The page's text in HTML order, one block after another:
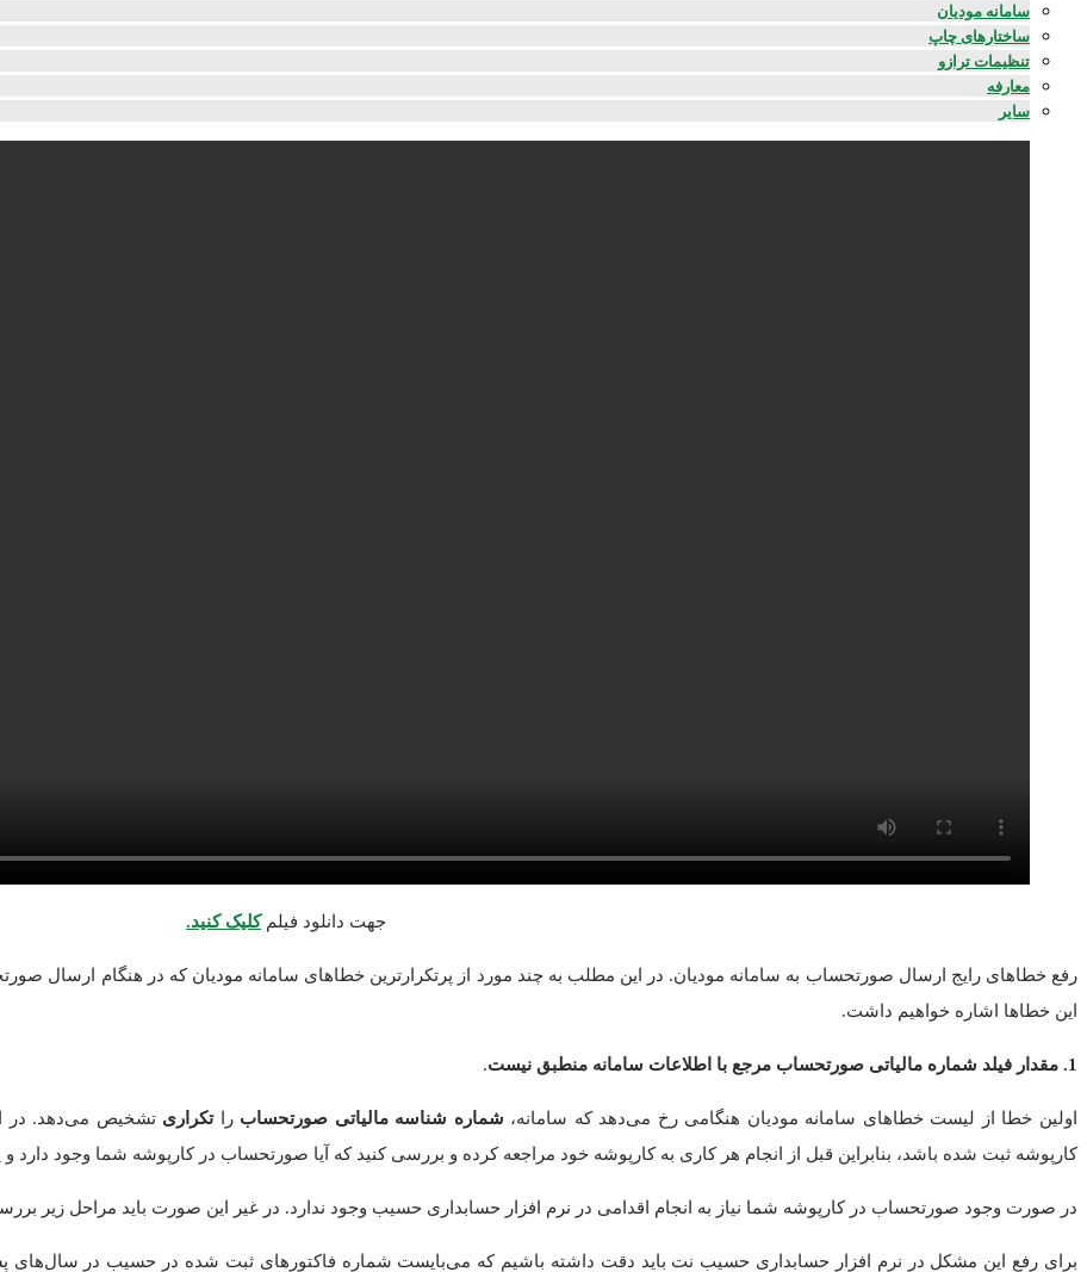
سامانه مودیان
ساختارهای چاپ
تنظیمات ترازو
معارفه
سایر
جهت دانلود فیلمکلیک کنید.
رفع خطاهای رایج ارسال صورتحساب به سامانه مودیان. در این مطلب به چند مورد از پرتکرارترین خطاهای سامانه مودیان که در هنگام ارسال
این خطاها اشاره خواهیم داشت.
1. مقدار فیلد شماره مالیاتی صورتحساب مرجع با اطلاعات سامانه منطبق نیست .
اولین خطا از لیست خطاهای سامانه مودیان هنگامی رخ می‌دهد که سامانه، شماره شناسه مالیاتی صورتحساب راتکراری تشخیص می‌دهد. در
کارپوشه ثبت شده باشد، بنابراین قبل از انجام هر کاری به کارپوشه خود مراجعه کرده و بررسی کنید که آیا صورتحساب در کارپوشه شما وجود دارد و
در صورت وجود صورتحساب در کارپوشه شما نیاز به انجام اقدامی در نرم افزار حسابداری حسیب وجود ندارد. در غیر این صورت باید مراحل زیر
برای رفع این مشکل در نرم افزار حسابداری حسیب نت باید دقت داشته باشیم که می‌بایست شماره فاکتورهای ثبت شده در حسیب در سال‌های